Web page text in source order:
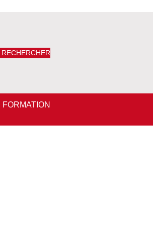
RECHERCHER
FORMATION